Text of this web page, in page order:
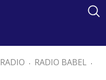
RADIO . RADIO BABEL .